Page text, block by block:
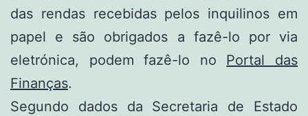
das rendas recebidas pelos inquilinos em
papel e são obrigados a fazê-lo por via
eletrónica, podem fazê-lo no Portal das
Finanças.
Segundo dados da Secretaria de Estado